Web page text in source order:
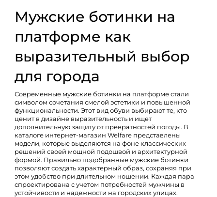
Мужские ботинки на
платформе как
выразительный выбор
для города
Современные мужские ботинки на платформе стали
символом сочетания смелой эстетики и повышенной
функциональности. Этот вид обуви выбирают те, кто
ценит в дизайне выразительность и ищет
дополнительную защиту от превратностей погоды. В
каталоге интернет-магазин Welfare представлены
модели, которые выделяются на фоне классических
решений своей мощной подошвой и архитектурной
формой. Правильно подобранные мужские ботинки
позволяют создать характерный образ, сохраняя при
этом удобство при длительном ношении. Каждая пара
спроектирована с учетом потребностей мужчины в
устойчивости и надежности на городских улицах.